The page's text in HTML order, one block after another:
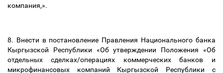
компания,».
8. Внести в постановление Правления Национального банка
Кыргызской Республики «Об утверждении Положения «Об
отдельных сделках/операциях коммерческих банков и
микрофинансовых компаний Кыргызской Республики с